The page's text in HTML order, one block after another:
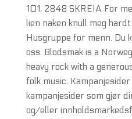
101, 2848 SKREIA For
lien naken knull meg
Husgruppe for menn. Du
oss. Blodsmak is a
heavy rock with a
folk music. Kampanjesider
kampanjesider som gjør
og/eller